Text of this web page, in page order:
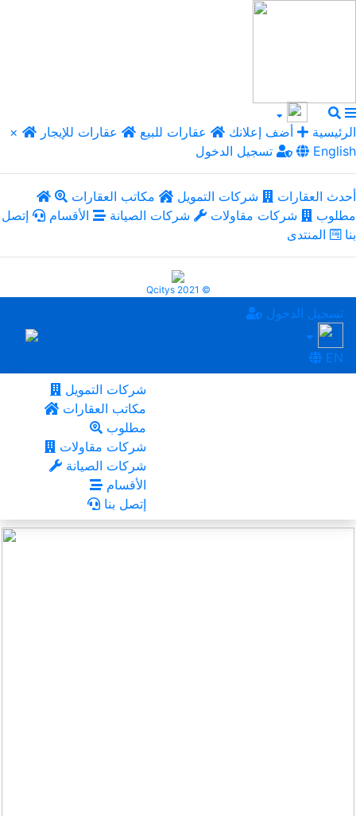
× الرئيسية أضف إعلانك عقارات للبيع
عقارات للإيجار
تسجيل الدخول
English
أحدث العقارات شركات التمويل
مكاتب العقارات
مطلوب
شركات مقاولات شركات الصيانة الأقسام
إتصل
بنا
المنتدى
Qcitys 2021 ©
تسجيل الدخول
EN
شركات التمويل
مكاتب العقارات
مطلوب
شركات مقاولات
شركات الصيانة
الأقسام
إتصل بنا